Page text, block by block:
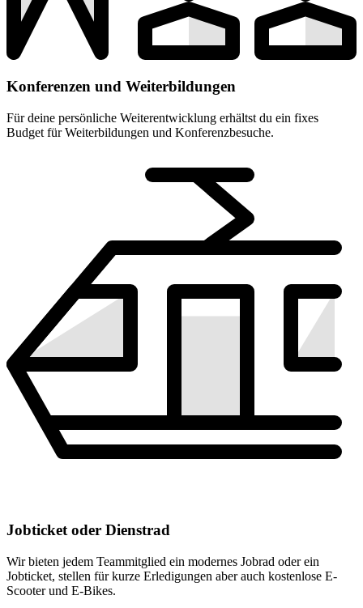
Konferenzen und Weiterbildungen
Für deine persönliche Weiterentwicklung erhältst du ein fixes
Budget für Weiterbildungen und Konferenzbesuche.
Jobticket oder Dienstrad
Wir bieten jedem Teammitglied ein modernes Jobrad oder ein
Jobticket, stellen für kurze Erledigungen aber auch kostenlose E-
Scooter und E-Bikes.